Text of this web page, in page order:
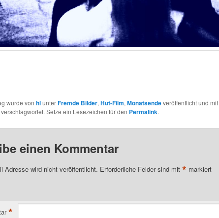
wurde von hlunterFremde Bilder, Hut-Film, Monatsendeveröffentlicht und mit
Setze ein Lesezeichen für den Permalink.
einen Kommentar
Adresse wird nicht veröffentlicht. Erforderliche Felder sind mit * markiert
*